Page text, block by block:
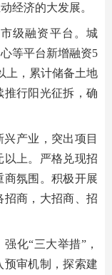
经济的大发展。
级融资平台。城
等平台新增融资5
上，累计储备土地
推行阳光征拆，确
产业，突出项目
以上。严格兑现招
商氛围。积极开展
招商，大招商、招
化“三大举措”，
预审机制，探索建